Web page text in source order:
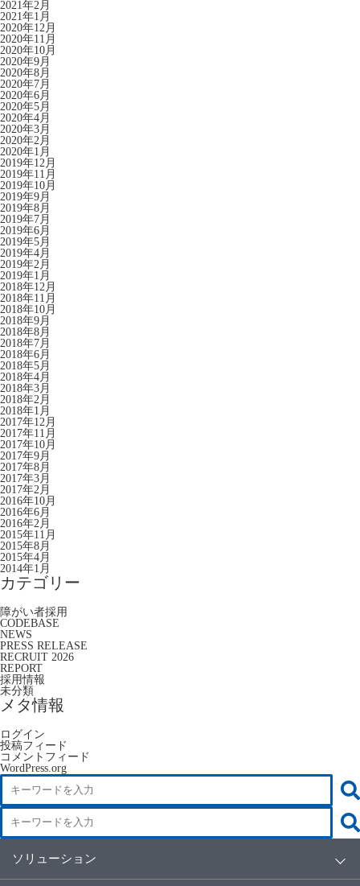
2021年2月
2021年1月
2020年12月
2020年11月
2020年10月
2020年9月
2020年8月
2020年7月
2020年6月
2020年5月
2020年4月
2020年3月
2020年2月
2020年1月
2019年12月
2019年11月
2019年10月
2019年9月
2019年8月
2019年7月
2019年6月
2019年5月
2019年4月
2019年2月
2019年1月
2018年12月
2018年11月
2018年10月
2018年9月
2018年8月
2018年7月
2018年6月
2018年5月
2018年4月
2018年3月
2018年2月
2018年1月
2017年12月
2017年11月
2017年10月
2017年9月
2017年8月
2017年3月
2017年2月
2016年10月
2016年6月
2016年2月
2015年11月
2015年8月
2015年4月
2014年1月
カテゴリー
障がい者採用
CODEBASE
NEWS
PRESS RELEASE
RECRUIT 2026
REPORT
採用情報
未分類
メタ情報
ログイン
投稿フィード
コメントフィード
WordPress.org
ソリューション